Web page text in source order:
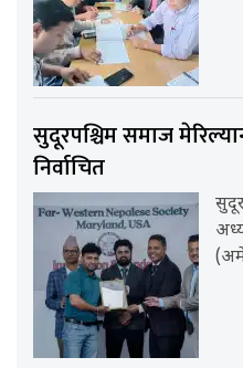
सुदूरपश्चिम समाज
निर्वाचित